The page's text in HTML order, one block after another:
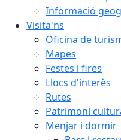
Informació
Visita'ns
Oficina de
Mapes
Festes i fires
Llocs d'interès
Rutes
Patrimoni
Menjar i dormir